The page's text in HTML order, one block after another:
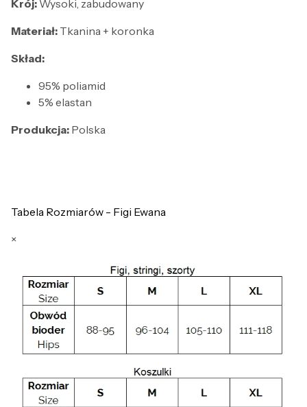
Krój: Wysoki, zabudowany
Materiał: Tkanina + koronka
Skład:
95% poliamid
5% elastan
Produkcja: Polska
Tabela Rozmiarów - Figi Ewana
×